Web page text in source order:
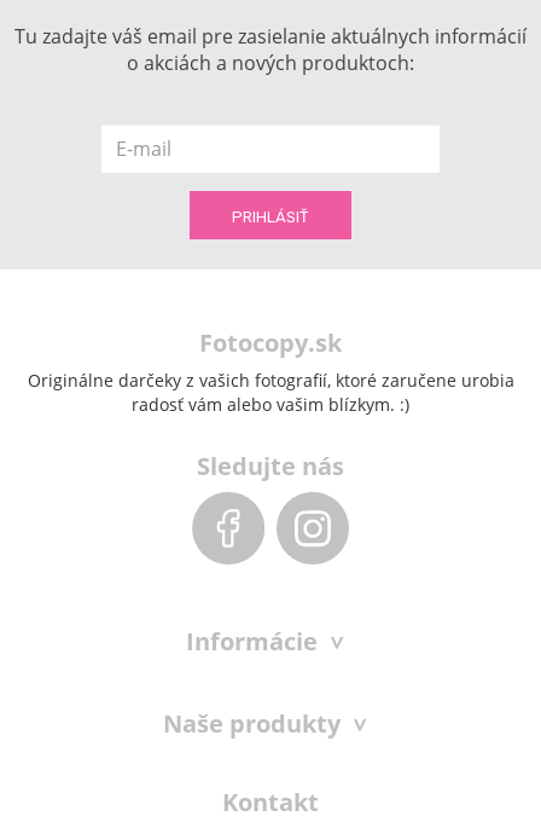
Tu zadajte váš email pre zasielanie aktuálnych informácií
o akciách a nových produktoch:
Fotocopy.sk
Originálne darčeky z vašich fotografií, ktoré zaručene urobia
radosť vám alebo vašim blízkym. :)
Sledujte nás
Informácie
Naše produkty
Kontakt